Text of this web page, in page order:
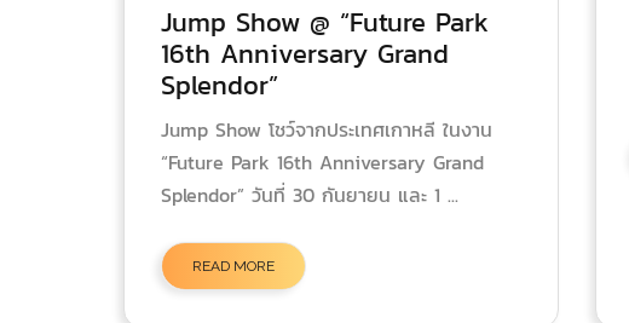
Jump Show @ “Future Park
16th Anniversary Grand
Splendor”
Jump Show โชว์จากประเทศเกาหลี ในงาน
“Future Park 16th Anniversary Grand
Splendor” วันที่ 30 กันยายน และ 1 ...
READ MORE